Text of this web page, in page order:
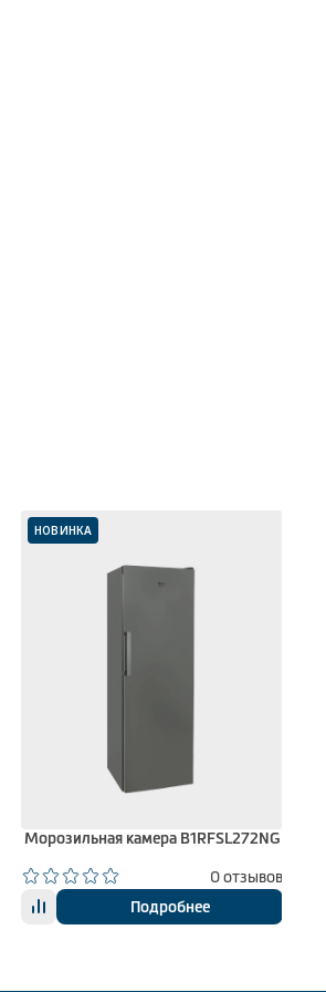
НОВИНКА
Морозильная камера B1RFSL272NG
0 отзывов
Подробнее